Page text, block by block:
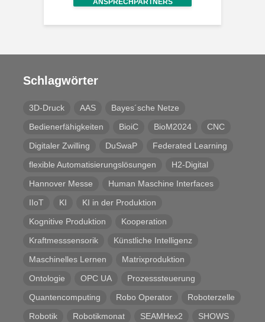
ANSPRECHPARTNERS
Schlagwörter
3D-Druck AAS
Bayes´sche Netze
Bedienerfähigkeiten
BioiC BioM2024
CNC
Digitaler Zwilling
DuSwaP
Federated Learning
flexible Automatisierungslösungen
H2-Digital
Hannover Messe
Human Maschine Interfaces
IIoT
KI
KI in der Produktion
Kognitive Produktion
Kooperation
Kraftmesssensorik
Künstliche Intelligenz
Maschinelles Lernen
Matrixproduktion
Ontologie
OPC UA
Prozesssteuerung
Quantencomputing
Robo Operator
Roboterzelle
Robotik
Robotikmonat SEAMHex2
SHOWS